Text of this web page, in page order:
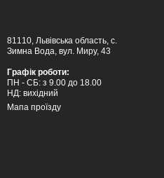
81110, Львівська область, c.
Зимна Вода, вул. Миру, 43
Графік роботи:
ПН - СБ: з 9.00 до 18.00
НД: вихідний
Мапа проїзду